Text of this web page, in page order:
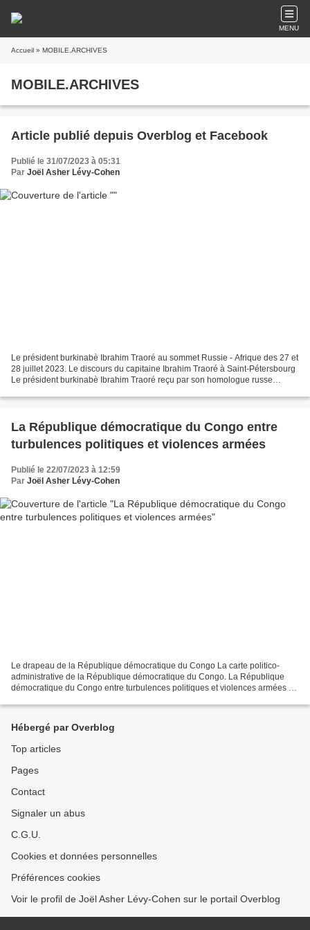
MENU
Accueil » MOBILE.ARCHIVES
MOBILE.ARCHIVES
Article publié depuis Overblog et Facebook
Publié le 31/07/2023 à 05:31
Par Joël Asher Lévy-Cohen
Le président burkinabè Ibrahim Traoré au sommet Russie - Afrique des 27 et
28 juillet 2023. Le discours du capitaine Ibrahim Traoré à Saint-Pétersbourg
Le président burkinabè Ibrahim Traoré reçu par son homologue russe
La République démocratique du Congo entre
turbulences politiques et violences armées
Publié le 22/07/2023 à 12:59
Par Joël Asher Lévy-Cohen
Le drapeau de la République démocratique du Congo La carte politico-
administrative de la République démocratique du Congo. La République
démocratique du Congo entre turbulences politiques et violences armées Le
Hébergé par Overblog
Top articles
Pages
Contact
Signaler un abus
C.G.U.
Cookies et données personnelles
Préférences cookies
Voir le profil de Joël Asher Lévy-Cohen sur le portail Overblog